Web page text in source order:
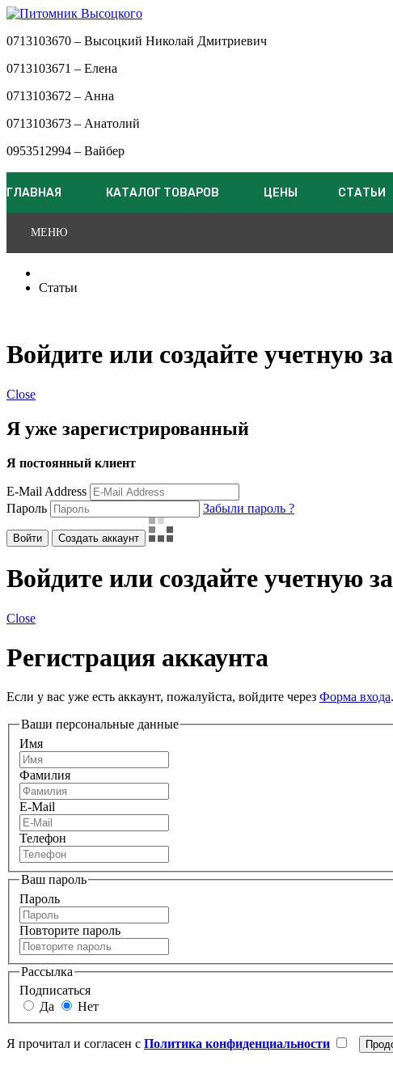
0713103670 – Высоцкий Николай Дмитриевич
0713103671 – Елена
0713103672 – Анна
0713103673 – Анатолий
0953512994 – Вайбер
ГЛАВНАЯ КАТАЛОГ ТОВАРОВ ЦЕНЫ СТАТЬИ
МЕНЮ
Статьи
Войдите или создайте учетную
Close
Я уже зарегистрированный
Я постоянный клиент
E-Mail Address
Пароль
Забыли пароль ?
Войти Создать аккаунт
Войдите или создайте учетную
Close
Регистрация аккаунта
Если у вас уже есть аккаунт, пожалуйста, войдите через Форма входа.
Ваши персональные данные
Имя
Фамилия
E-Mail
Телефон
Ваш пароль
Пароль
Повторите пароль
Рассылка
Подписаться
Да
Нет
Я прочитал и согласен с Политика конфиденциальности